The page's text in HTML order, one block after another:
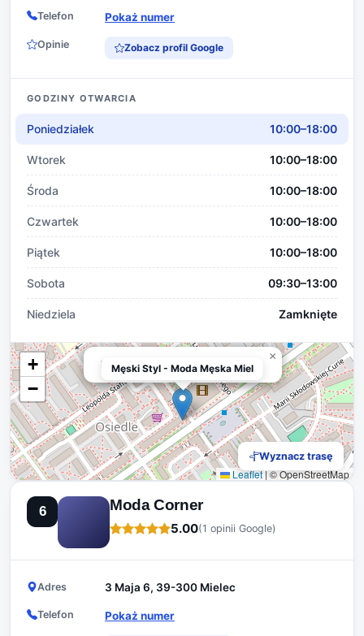
Telefon Pokaż numer
Opinie Zobacz profil Google
GODZINY OTWARCIA
Poniedziałek 10:00–18:00
Wtorek 10:00–18:00
Środa 10:00–18:00
Czwartek 10:00–18:00
Piątek 10:00–18:00
Sobota 09:30–13:00
Niedziela Zamknięte
Męski Styl - Moda Męska Mielec
×
+
−
Leaflet|© OpenStreetMap
Męski Styl - Moda Męska Miel
Wyznacz trasę
6 Moda Corner
5.00(1 opinii Google)
Adres 3 Maja 6, 39-300 Mielec
Telefon Pokaż numer